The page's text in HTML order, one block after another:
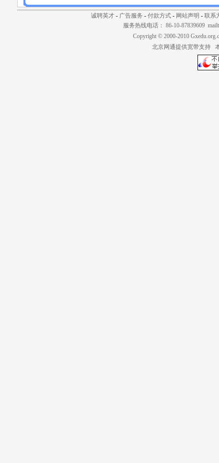
诚聘英才- 广告服务 - 付款方式- 网站声明 - 联系
服务热线电话： 86-10-87839609
Copyright © 2000-2010
北京网通提供宽带支持